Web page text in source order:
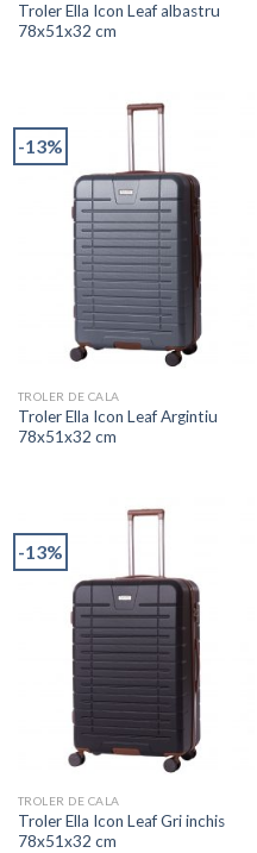
Troler Ella Icon Leaf albastru
78x51x32 cm
-13%
TROLER DE CALA
Troler Ella Icon Leaf Argintiu
78x51x32 cm
-13%
TROLER DE CALA
Troler Ella Icon Leaf Gri inchis
78x51x32 cm